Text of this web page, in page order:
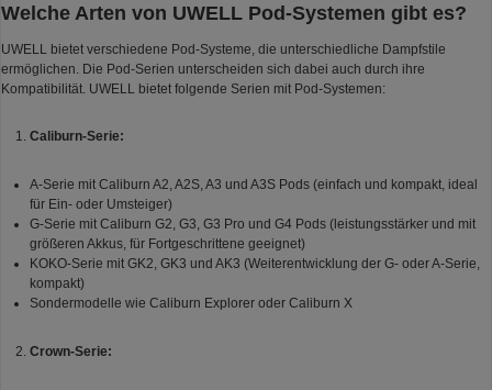
Welche Arten von UWELL Pod-Systemen gibt es?
UWELL bietet verschiedene Pod-Systeme, die unterschiedliche Dampfstile
ermöglichen. Die Pod-Serien unterscheiden sich dabei auch durch ihre
Kompatibilität. UWELL bietet folgende Serien mit Pod-Systemen:
Caliburn-Serie:
A-Serie mit Caliburn A2, A2S, A3 und A3S Pods (einfach und kompakt, ideal
für Ein- oder Umsteiger)
G-Serie mit Caliburn G2, G3, G3 Pro und G4 Pods (leistungsstärker und mit
größeren Akkus, für Fortgeschrittene geeignet)
KOKO-Serie mit GK2, GK3 und AK3 (Weiterentwicklung der G- oder A-Serie,
kompakt)
Sondermodelle wie Caliburn Explorer oder Caliburn X
Crown-Serie: